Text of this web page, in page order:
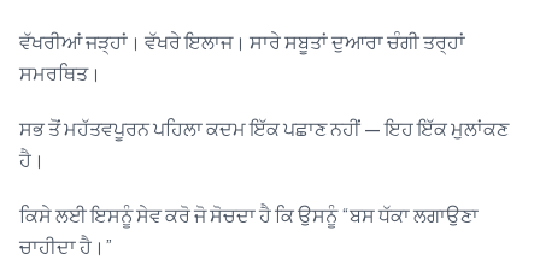
ਵੱਖਰੀਆਂ ਜੜ੍ਹਾਂ। ਵੱਖਰੇ ਇਲਾਜ। ਸਾਰੇ ਸਬੂਤਾਂ ਦੁਆਰਾ ਚੰਗੀ ਤਰ੍ਹਾਂ
ਸਮਰਥਿਤ।
ਸਭ ਤੋਂ ਮਹੱਤਵਪੂਰਨ ਪਹਿਲਾ ਕਦਮ ਇੱਕ ਪਛਾਣ ਨਹੀਂ — ਇਹ ਇੱਕ ਮੁਲਾਂਕਣ
ਹੈ।
ਕਿਸੇ ਲਈ ਇਸਨੂੰ ਸੇਵ ਕਰੋ ਜੋ ਸੋਚਦਾ ਹੈ ਕਿ ਉਸਨੂੰ “ਬਸ ਧੱਕਾ ਲਗਾਉਣਾ
ਚਾਹੀਦਾ ਹੈ।”